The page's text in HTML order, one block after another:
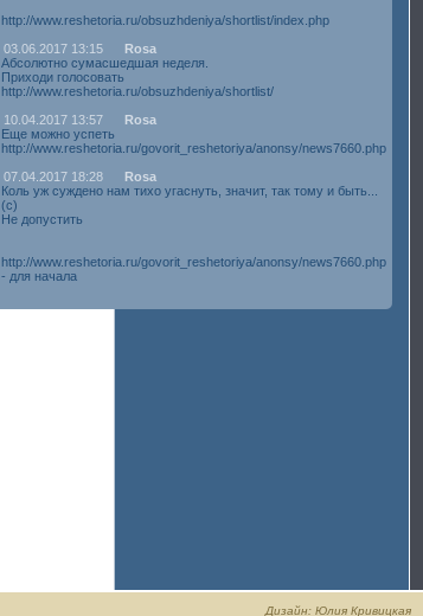
http://www.reshetoria.ru/obsuzhdeniya/shortlist/index.php
03.06.2017 13:15
Rosa
Абсолютно сумасшедшая неделя.
Приходи голосовать
http://www.reshetoria.ru/obsuzhdeniya/shortlist/
10.04.2017 13:57
Rosa
Еще можно успеть
http://www.reshetoria.ru/govorit_reshetoriya/anonsy/news7660.php
07.04.2017 18:28
Rosa
Коль уж суждено нам тихо угаснуть, значит, так тому и быть...
(с)
Не допустить
http://www.reshetoria.ru/govorit_reshetoriya/anonsy/news7660.php
- для начала
Дизайн: Юлия Кривицкая